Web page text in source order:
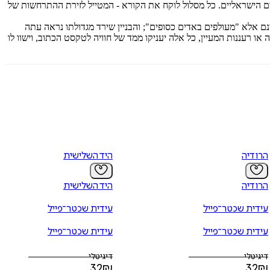
הישראליים. כל מסלול לוקח את הקורא - המטייל לזירת ההתרחשות של
"מעולפים באדים כסופים"; והבניין שירד מגדולתו נראה עתה
רעננות המעיין, כל אלה יעניקו ממד של חוויה לטקסט הכתוב, וישוו לו
הרודיה
הרודיה
עידית שכטר־פייל
עידית שכטר־פייל
דיגיטלי
היד השלישית
היד השלישית
עידית שכטר־פייל
עידית שכטר־פייל
דיגיטלי